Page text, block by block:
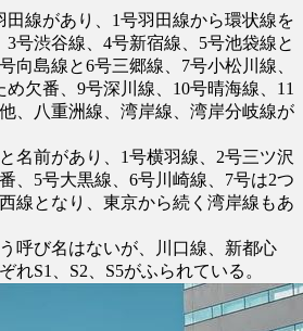
田線があり、1号羽田線から環状線を
号渋谷線、4号新宿線、5号池袋線と
向島線と6号三郷線、7号小松川線、
欠番、9号深川線、10号晴海線、11
、八重洲線、湾岸線、湾岸分岐線が
名前があり、1号横羽線、2号三ツ沢
、5号大黒線、6号川崎線、7号は2つ
線となり、東京から続く湾岸線もあ
呼び名はないが、川口線、新都心
れS1、S2、S5がふられている。